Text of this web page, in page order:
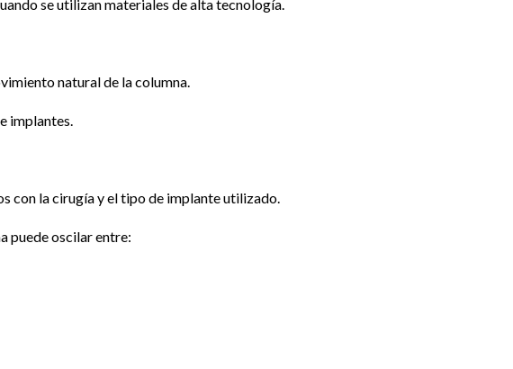
se utilizan materiales de alta tecnología.
natural de la columna.
implantes.
con la cirugía y el tipo de implante utilizado.
puede oscilar entre: